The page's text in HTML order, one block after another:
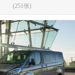
(251张)